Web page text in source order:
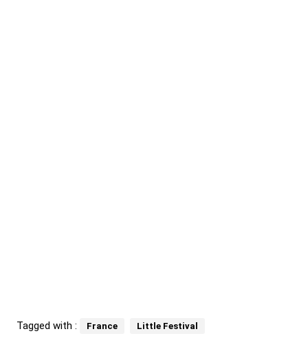
Tagged with : France Little Festival